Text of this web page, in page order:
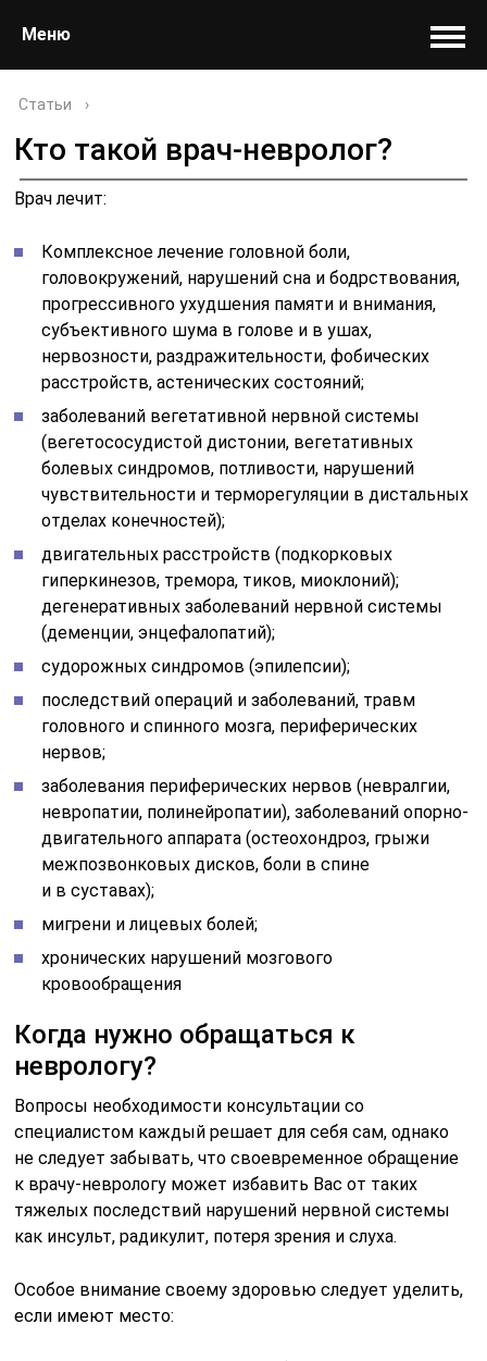
Меню
Статьи ›
Кто такой врач-невролог?
Врач лечит:
Комплексное лечение головной боли,
головокружений, нарушений сна и бодрствования,
прогрессивного ухудшения памяти и внимания,
субъективного шума в голове и в ушах,
нервозности, раздражительности, фобических
расстройств, астенических состояний;
заболеваний вегетативной нервной системы
(вегетососудистой дистонии, вегетативных
болевых синдромов, потливости, нарушений
чувствительности и терморегуляции в дистальных
отделах конечностей);
двигательных расстройств (подкорковых
гиперкинезов, тремора, тиков, миоклоний);
дегенеративных заболеваний нервной системы
(деменции, энцефалопатий);
судорожных синдромов (эпилепсии);
последствий операций и заболеваний, травм
головного и спинного мозга, периферических
нервов;
заболевания периферических нервов (невралгии,
невропатии, полинейропатии), заболеваний опорно-
двигательного аппарата (остеохондроз, грыжи
межпозвонковых дисков, боли в спине
и в суставах);
мигрени и лицевых болей;
хронических нарушений мозгового
кровообращения
Когда нужно обращаться к
неврологу?
Вопросы необходимости консультации со
специалистом каждый решает для себя сам, однако
не следует забывать, что своевременное обращение
к врачу-неврологу может избавить Вас от таких
тяжелых последствий нарушений нервной системы
как инсульт, радикулит, потеря зрения и слуха.
Особое внимание своему здоровью следует уделить,
если имеют место: